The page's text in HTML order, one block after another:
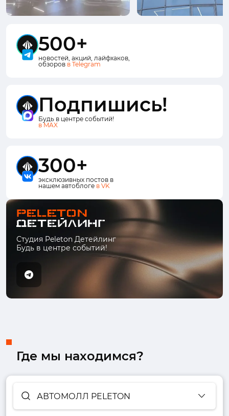
500+
новостей, акций, лайфхаков,
обзоров в Telegram
Подпишись!
Будь в центре событий!
в MAX
300+
эксклюзивных постов в
нашем автоблоге в VK
Студия Peleton Детейлинг
Будь в центре событий!
Где мы находимся?
АВТОМОЛЛ PELETON